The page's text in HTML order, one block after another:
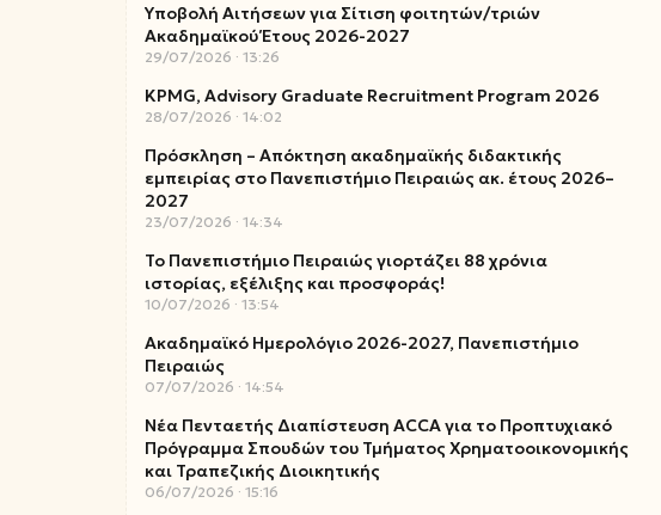
Υποβολή Αιτήσεων για Σίτιση φοιτητών/τριών
Ακαδημαϊκού Έτους 2026-2027
29/07/2026 13:26
KPMG, Advisory Graduate Recruitment Program 2026
28/07/2026 14:02
Πρόσκληση – Απόκτηση ακαδημαϊκής διδακτικής
εμπειρίας στο Πανεπιστήμιο Πειραιώς ακ. έτους 2026–
2027
23/07/2026 14:34
Το Πανεπιστήμιο Πειραιώς γιορτάζει 88 χρόνια
ιστορίας, εξέλιξης και προσφοράς!
10/07/2026 13:54
Ακαδημαϊκό Ημερολόγιο 2026-2027, Πανεπιστήμιο
Πειραιώς
07/07/2026 14:54
Νέα Πενταετής Διαπίστευση ACCA για το Προπτυχιακό
Πρόγραμμα Σπουδών του Τμήματος Χρηματοοικονομικής
και Τραπεζικής Διοικητικής
06/07/2026 15:16